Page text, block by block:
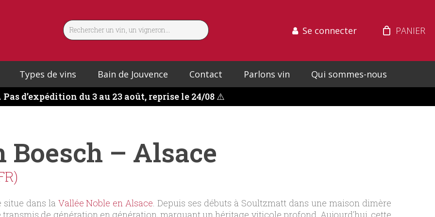
Se connecter
Types de vins Bain de Jouvence Contact Parlons vin
Qui sommes-nous
Pas d’expédition du 3 au 23 août, reprise le 24/08⚠️
Boesch – Alsace
situe dans la Vallée Noble en Alsace. Depuis ses débuts à Soultzmatt dans une maison dimère
transmis de génération en génération, marquant un héritage viticole profond. Aujourd'hui, cette